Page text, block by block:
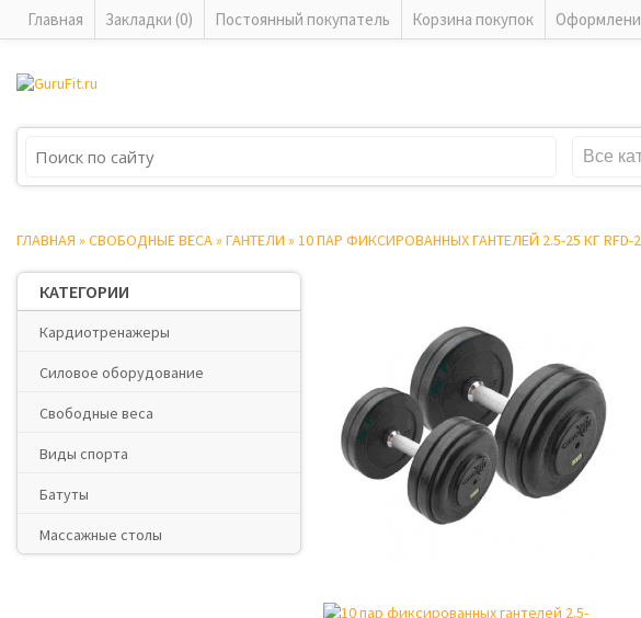
Главная Закладки (0) Постоянный покупатель Корзина покупок
ГЛАВНАЯ » СВОБОДНЫЕ ВЕСА» ГАНТЕЛИ » 10 ПАР ФИКСИРОВАННЫХ ГАНТЕЛЕЙ 2.5-25 КГ RFD-
КАТЕГОРИИ
Кардиотренажеры
Силовое оборудование
Свободные веса
Виды спорта
Батуты
Массажные столы